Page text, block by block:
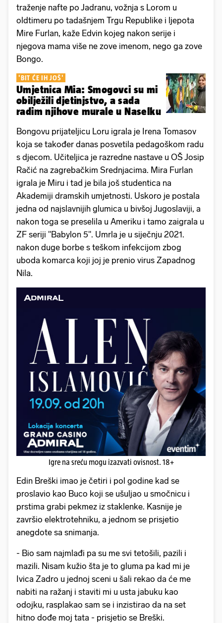
traženje nafte po Jadranu, vožnja s Lorom u
oldtimeru po tadašnjem Trgu Republike i ljepota
Mire Furlan, kaže Edvin kojeg nakon serije i
njegova mama više ne zove imenom, nego ga zove
Bongo.
'BIT ĆE IH JOŠ'
Umjetnica Mia: Smogovci su mi
obilježili djetinjstvo, a sada
radim njihove murale u Naselku
Bongovu prijateljicu Loru igrala je Irena Tomasov
koja se također danas posvetila pedagoškom radu
s djecom. Učiteljica je razredne nastave u OŠ Josip
Račić na zagrebačkim Srednjacima. Mira Furlan
igrala je Miru i tad je bila još studentica na
Akademiji dramskih umjetnosti. Uskoro je postala
jedna od najslavnijih glumica u bivšoj Jugoslaviji, a
nakon toga se preselila u Ameriku i tamo zaigrala u
ZF seriji "Babylon 5". Umrla je u siječnju 2021.
nakon duge borbe s teškom infekcijom zbog
uboda komarca koji joj je prenio virus Zapadnog
Nila.
Igre na sreću mogu izazvati ovisnost. 18+
Edin Breški imao je četiri i pol godine kad se
proslavio kao Buco koji se ušuljao u smočnicu i
prstima grabi pekmez iz staklenke. Kasnije je
završio elektrotehniku, a jednom se prisjetio
anegdote sa snimanja.
- Bio sam najmlađi pa su me svi tetošili, pazili i
mazili. Nisam kužio šta je to gluma pa kad mi je
Ivica Zadro u jednoj sceni u šali rekao da će me
nabiti na ražanj i staviti mi u usta jabuku kao
odojku, rasplakao sam se i inzistirao da na set
hitno dođe moj tata - prisjetio se Breški.